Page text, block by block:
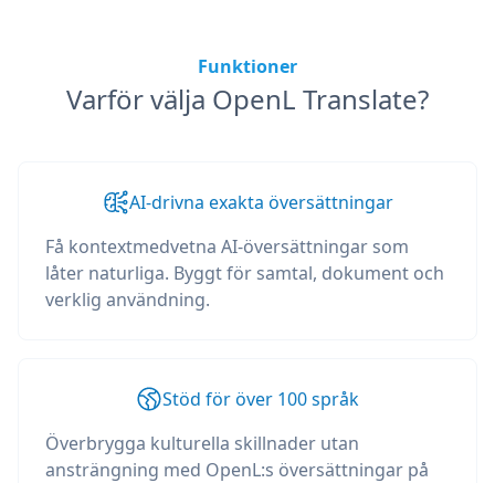
Funktioner
Varför välja OpenL Translate?
AI-drivna exakta översättningar
Få kontextmedvetna AI-översättningar som
låter naturliga. Byggt för samtal, dokument och
verklig användning.
Stöd för över 100 språk
Överbrygga kulturella skillnader utan
ansträngning med OpenL:s översättningar på